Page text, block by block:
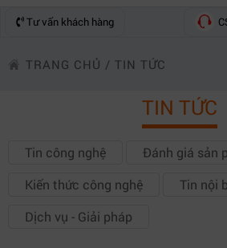
Tư vấn khách hàng
TRANG CHỦ / TIN TỨC
TIN TỨC
Tin công nghệ
Đánh giá sản
Kiến thức công nghệ
Tin nội
Dịch vụ - Giải pháp